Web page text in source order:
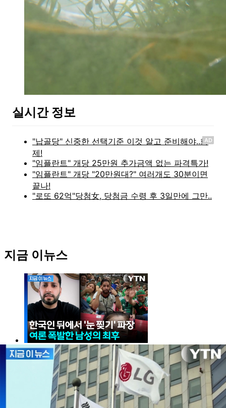
실시간 정보
AD
지금 이뉴스
한국인에 눈 찢더니 "죄송하다"...파장 걷잡을 수 없이
확산하자 결국 [지금이뉴스]